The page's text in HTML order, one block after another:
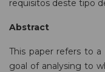
requisitos deste tipo
Abstract
This paper refers to
goal of analysing to